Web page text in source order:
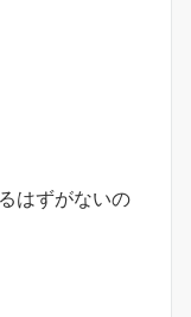
はずがないの